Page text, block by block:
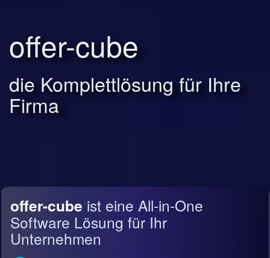
offer-cube
die Komplettlösung für Ihre
Firma
offer-cube ist eine All-in-One
Software Lösung für Ihr
Unternehmen